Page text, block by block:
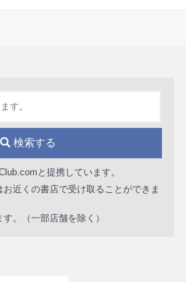
検索する
と提携しています。
近くの書店で受け取ることができま
。（一部店舗を除く）